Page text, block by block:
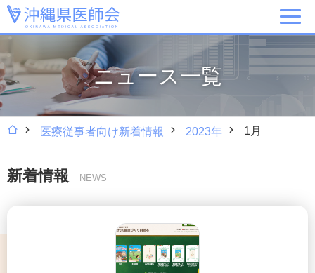
ニュース一覧
医療従事者向け新着情報 2023年 1月
新着情報 NEWS